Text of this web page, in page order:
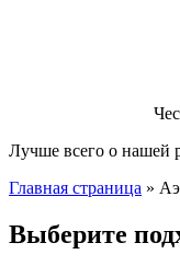
Лучше всего о нашей
Главная страница »
Выберите